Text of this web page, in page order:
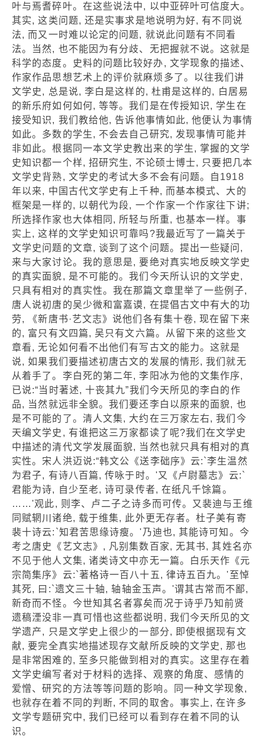
叶与焉耆碎叶。在这些说法中, 以中亚碎叶可信度大。
其实, 这类问题, 还是实事求是地说明为好, 有不同说
法, 而又一时难以论定的问题, 就说此问题有不同看
法。当然, 也不能因为有分歧、无把握就不说。这就是
科学的态度。史料的问题比较好办, 文学现象的描述、
作家作品思想艺术上的评价就麻烦多了。以往我们讲
文学史, 总是说, 李白是这样的, 杜甫是这样的, 白居易
的新乐府如何如何, 等等。我们是在传授知识, 学生在
接受知识, 我们教给他, 告诉他事情如此, 他便认为事情
如此。多数的学生, 不会去自己研究, 发现事情可能并
非如此。根据同一本文学史教出来的学生, 掌握的文学
史知识都一个样, 招研究生, 不论硕士博士, 只要把几本
文学史背熟, 文学史的考试大多不会有问题。自1918
年以来, 中国古代文学史有上千种, 而基本模式、大的
框架是一样的, 以朝代为段, 一个作家一个作家往下讲;
所选择作家也大体相同, 所轻与所重, 也基本一样。事
实上, 这样的文学史知识可靠吗?我最近写了一篇关于
文学史问题的文章, 谈到了这个问题。提出一些疑问,
来与大家讨论。我的意思是, 要绝对真实地反映文学史
的真实面貌, 是不可能的。我们今天所认识的文学史,
只具有相对的真实性。我在那篇文章里举了一些例子,
唐人说初唐的吴少微和富嘉谟, 在提倡古文中有大的功
劳, 《新唐书·艺文志》说他们各有集十卷, 现在留下来
的, 富只有文四篇, 吴只有文六篇。从留下来的这些文
章看, 无论如何看不出他们有写古文的能力。这就是
说, 如果我们要描述初唐古文的发展的情形, 我们就无
从着手了。李白死的第二年, 李阳冰为他的文集作序,
已说:“当时著述, 十丧其九”我们今天所见的李白的作
品, 当然就远非全貌。我们要还李白以原来的面貌, 也
是不可能的了。清人文集, 大约在三万家左右, 我们今
天编文学史, 有谁把这三万家都读了呢?我们在文学史
中描述的清代文学发展面貌, 当然也就只具有相对的真
实性。宋人洪迈说:“韩文公《送李础序》云:`李生温然
为君子, 有诗八百篇, 传咏于时。'又《卢尉墓志》云:`
君能为诗, 自少至老, 诗可录传者, 在纸凡千馀篇。
……'观此, 则李、卢二子之诗多而可传。又裴迪与王维
同赋辋川诸绝, 载于维集, 此外更无存者。杜子美有寄
裴十诗云:`知君苦思缘诗瘦。'乃迪也, 其能诗可知。今
考之唐史《艺文志》, 凡别集数百家, 无其书, 其姓名亦
不见于他人文集, 诸类诗文中亦无一篇。白乐天作《元
宗简集序》云:`著格诗一百八十五, 律诗五百九。'至悼
其死, 曰:`遗文三十轴, 轴轴金玉声。'谓其古常而不鄙,
新奇而不怪。今世知其名者寡矣而况于诗乎乃知前贤
遗稿湮没非一真可惜也这些都说明, 我们今天所见的文
学遗产, 只是文学史上很少的一部分, 即使根据现有文
献, 要完全真实地描述现存文献所反映的文学史, 那也
是非常困难的, 至多只能做到相对的真实。这里存在着
文学史编写者对于材料的选择、观察的角度、感情的
爱憎、研究的方法等等问题的影响。同一种文学现象,
也就存在着不同的判断, 不同的取舍。事实上, 在许多
文学专题研究中, 我们已经可以看到存在着不同的认
识。